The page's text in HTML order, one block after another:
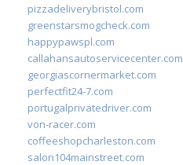
pizzadeliverybristol.com
greenstarsmogcheck.com
happypawspl.com
callahansautoservicecenter.com
georgiascornermarket.com
perfectfit24-7.com
portugalprivatedriver.com
von-racer.com
coffeeshopcharleston.com
salon104mainstreet.com